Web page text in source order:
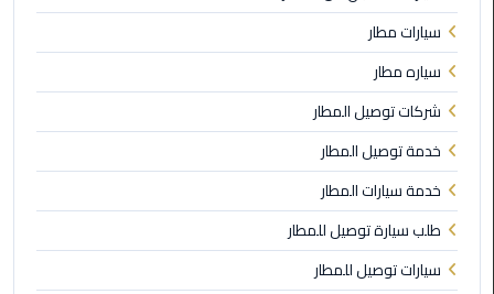
ليموزين
من
الاسكندرية
الى
مطار
القاهرة
ليموزين
الدقي
سيارات مطار
سياره مطار
شركات توصيل المطار
خدمة توصيل المطار
خدمة سيارات المطار
طلب سيارة توصيل للمطار
سيارات توصيل للمطار